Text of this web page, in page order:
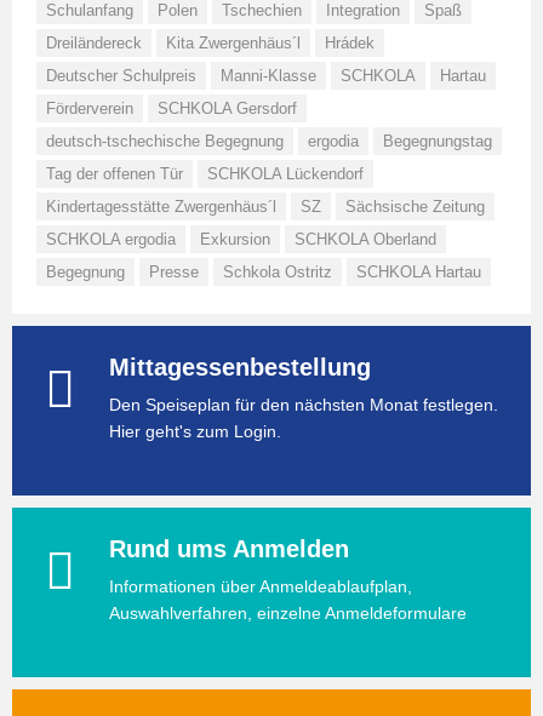
Schulanfang
Polen Tschechien Integration
Spaß
Dreiländereck
Kita Zwergenhäus´l
Hrádek
Deutscher Schulpreis
Manni-Klasse SCHKOLA
Hartau
Förderverein
SCHKOLA Gersdorf
deutsch-tschechische Begegnung
ergodia
Begegnungstag
Tag der offenen Tür
SCHKOLA Lückendorf
Kindertagesstätte Zwergenhäus´l
SZ
Sächsische Zeitung
SCHKOLA ergodia
Exkursion
SCHKOLA Oberland
Begegnung
Presse Schkola Ostritz SCHKOLA Hartau
Mittagessenbestellung
Den Speiseplan für den nächsten Monat festlegen.
Hier geht's zum Login.
Rund ums Anmelden
Informationen über Anmeldeablaufplan,
Auswahlverfahren, einzelne Anmeldeformulare